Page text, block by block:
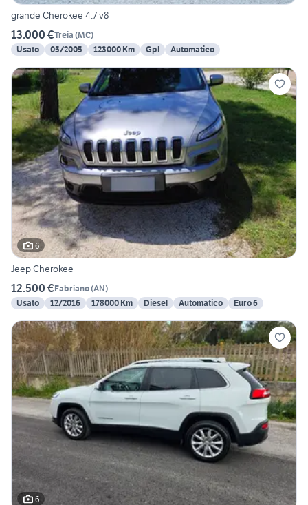
grande Cherokee 4.7 v8
13.000 €Treia (MC)
Usato
05/2005 123000 Km Gpl Automatico
6
Jeep Cherokee
12.500 €Fabriano(AN)
Usato
12/2016 178000 Km Diesel Automatico Euro 6
6